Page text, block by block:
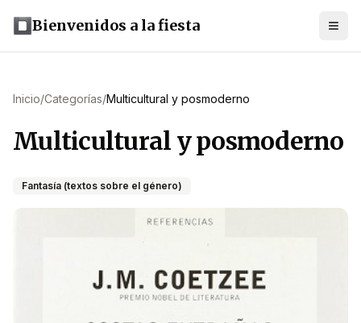
Bienvenidos a la fiesta
Inicio/Categorías/Multicultural y posmoderno
Multicultural y posmoderno
Fantasía (textos sobre el género)